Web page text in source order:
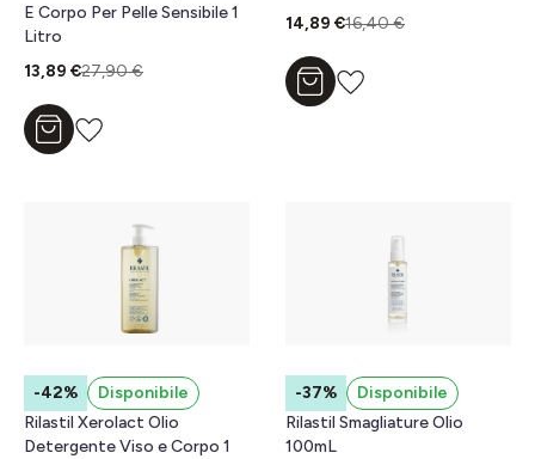
E Corpo Per Pelle Sensibile 1
Litro
13,89 €27,90 €
Aggiungi al carrello
14,89 €16,40 €
Aggiungi al carrello
-42%
Disponibile
Rilastil Xerolact Olio
Detergente Viso e Corpo 1
-37%
Disponibile
Rilastil Smagliature Olio
100mL